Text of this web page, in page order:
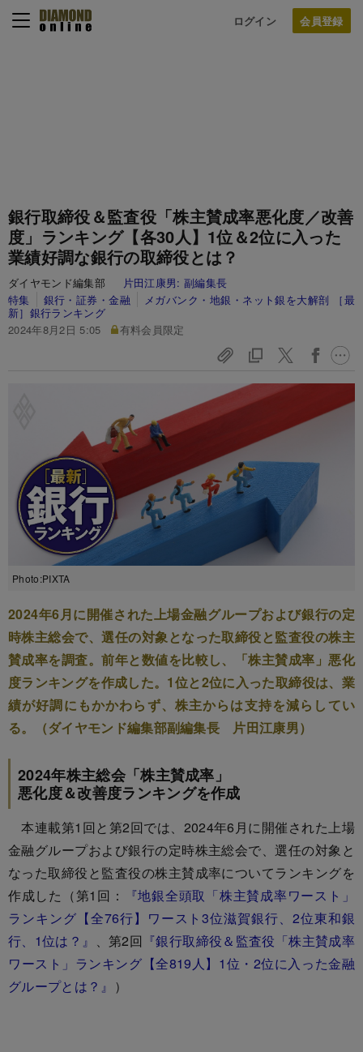
ログイン
銀行取締役＆監査役「株主賛成率悪化度／改善
度」ランキング【各30人】1位＆2位に入った
業績好調な銀行の取締役とは？
ダイヤモンド編集部 片田江康男:副編集長
特集
銀行・証券・金融
メガバンク・地銀・ネット銀を大解剖 ［最
新］銀行ランキング
2024年8月2日 5:05
有料会員限定
Photo:PIXTA
2024年6月に開催された上場金融グループおよび銀行の定
時株主総会で、選任の対象となった取締役と監査役の株主
賛成率を調査。前年と数値を比較し、「株主賛成率」悪化
度ランキングを作成した。1位と2位に入った取締役は、業
績が好調にもかかわらず、株主からは支持を減らしてい
る。（ダイヤモンド編集部副編集長 片田江康男）
2024年株主総会「株主賛成率」
悪化度＆改善度ランキングを作成
本連載第1回と第2回では、2024年6月に開催された上場
金融グループおよび銀行の定時株主総会で、選任の対象と
なった取締役と監査役の株主賛成率についてランキングを
作成した（第1回：
『地銀全頭取「株主賛成率ワースト」
ランキング【全76行】ワースト3位滋賀銀行、2位東和銀
行、1位は？』 、第2回 『銀行取締役＆監査役「株主賛成率
ワースト」ランキング【全819人】1位・2位に入った金融
グループとは？』 ）